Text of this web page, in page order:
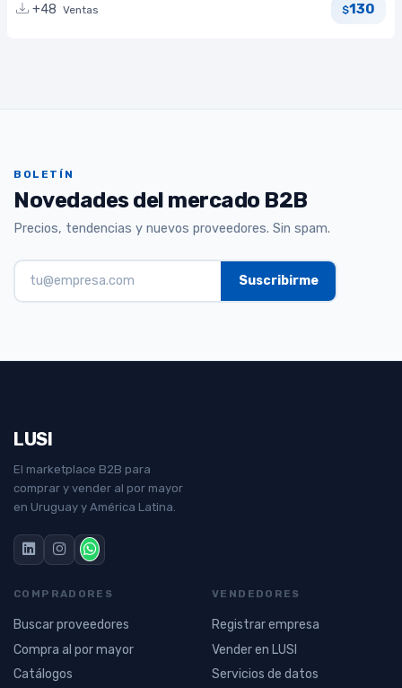
+48 Ventas $130
BOLETÍN
Novedades del mercado B2B
Precios, tendencias y nuevos proveedores. Sin spam.
LUSI
El marketplace B2B para
comprar y vender al por mayor
en Uruguay y América Latina.
COMPRADORES
Buscar proveedores
Compra al por mayor
Catálogos
VENDEDORES
Registrar empresa
Vender en LUSI
Servicios de datos